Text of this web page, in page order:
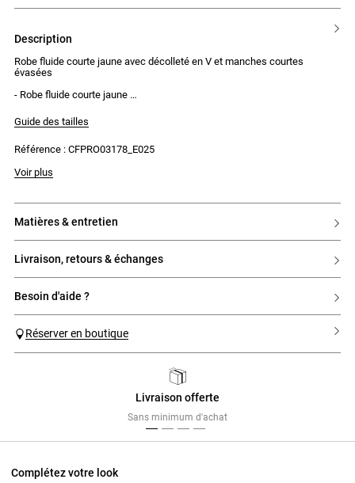
description
Robe fluide courte jaune avec décolleté en V et manches courtes
évasées
- Robe fluide courte jaune
- Fronces sous la poitrine
- Manches courtes évasées
Guide des tailles
Référence : CFPRO03178_E025
Voir plus
matières & entretien
livraison, retours & échanges
besoin d'aide ?
Réserver en boutique
Livraison offerte
Sans minimum d'achat
Complétez votre look